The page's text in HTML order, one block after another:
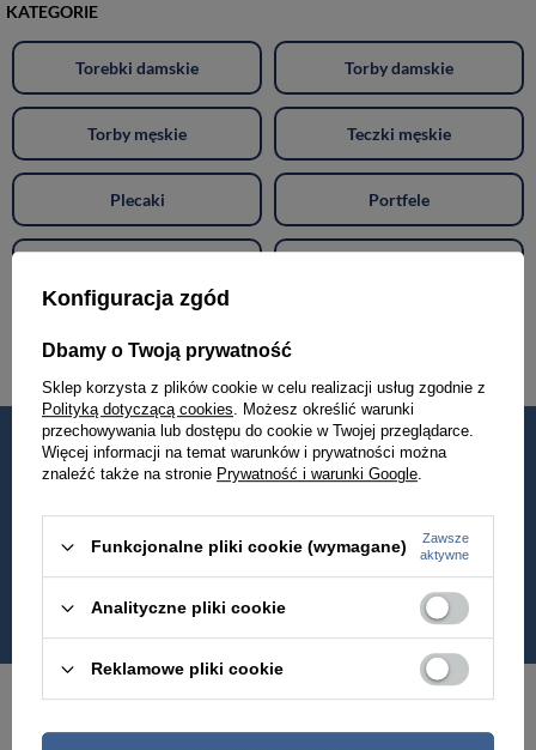
KATEGORIE
Torebki damskie Torby damskie
Torby męskie Teczki męskie
Plecaki Portfele
Od 2010
Jakość
Wysyłka nawet
w 24h
Darmowa dostawa
od 399 zł
Konfiguracja zgód
Dbamy o Twoją prywatność
Sklep korzysta z plików cookie w celu realizacji usług zgodnie z
Polityką dotyczącą cookies. Możesz określić warunki
przechowywania lub dostępu do cookie w Twojej przeglądarce.
Więcej informacji na temat warunków i prywatności można
znaleźć także na stronie Prywatność i warunki Google.
Funkcjonalne pliki cookie (wymagane)
Zawsze
aktywne
Analityczne pliki cookie
Reklamowe pliki cookie